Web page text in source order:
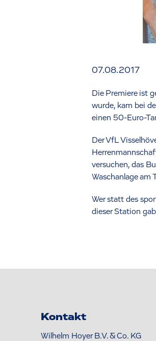
07.08.2017
Die Premiere ist
wurde, kam bei
einen 50-Euro-
Der VfL
versuchen, das
Waschanlage am
Wer statt des
dieser Station
Kontakt
Wilhelm Hoyer B.V. & Co. KG